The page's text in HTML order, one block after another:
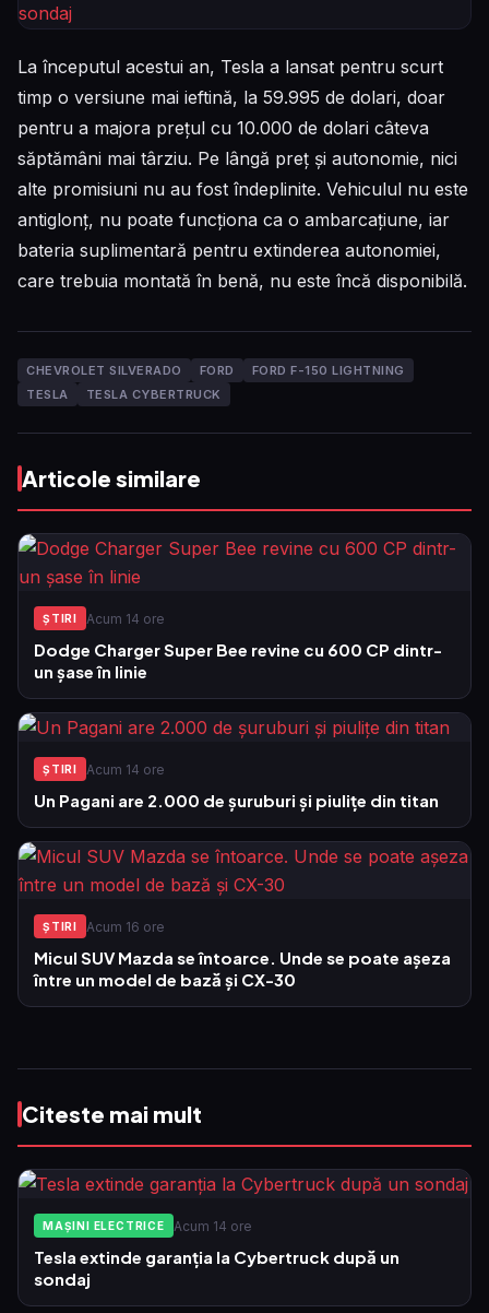
La începutul acestui an, Tesla a lansat pentru scurt
timp o versiune mai ieftină, la 59.995 de dolari, doar
pentru a majora prețul cu 10.000 de dolari câteva
săptămâni mai târziu. Pe lângă preț și autonomie, nici
alte promisiuni nu au fost îndeplinite. Vehiculul nu este
antiglonț, nu poate funcționa ca o ambarcațiune, iar
bateria suplimentară pentru extinderea autonomiei,
care trebuia montată în benă, nu este încă disponibilă.
CHEVROLET SILVERADO FORD
FORD F-150 LIGHTNING
TESLA
TESLA CYBERTRUCK
Articole similare
ŞTIRI Acum 14 ore
Dodge Charger Super Bee revine cu 600 CP dintr-
un șase în linie
ŞTIRI Acum 14 ore
Un Pagani are 2.000 de șuruburi și piulițe din titan
ŞTIRI Acum 16 ore
Micul SUV Mazda se întoarce. Unde se poate așeza
între un model de bază și CX-30
Citeste mai mult
MAȘINI ELECTRICE Acum 14 ore
Tesla extinde garanția la Cybertruck după un
sondaj